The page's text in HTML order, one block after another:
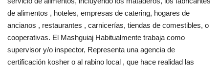
de alimentos , hoteles, empresas de catering, hogares de
ancianos , restaurantes , carnicerías, tiendas de comestibles, o
cooperativas. El Mashguiaj Habitualmente trabaja como
supervisor y/o inspector, Representa una agencia de
certificación kosher o al rabino local , que hace realidad las